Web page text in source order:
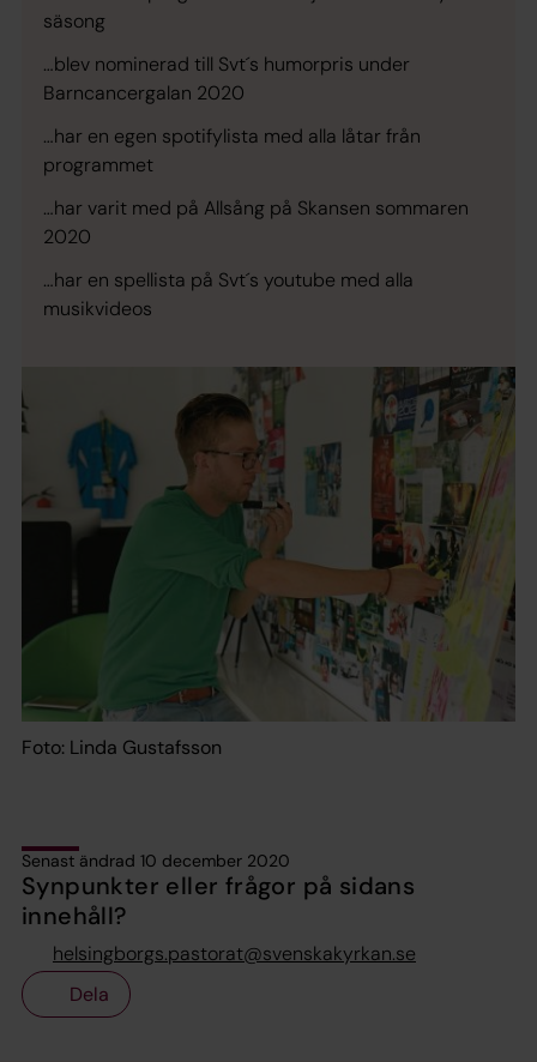
säsong
…blev nominerad till Svt´s humorpris under
Barncancergalan 2020
…har en egen spotifylista med alla låtar från
programmet
…har varit med på Allsång på Skansen sommaren
2020
…har en spellista på Svt´s youtube med alla
musikvideos
Foto: Linda Gustafsson
Senast ändrad 10 december 2020
Synpunkter eller frågor på sidans
innehåll?
helsingborgs.pastorat@svenskakyrkan.se
Dela